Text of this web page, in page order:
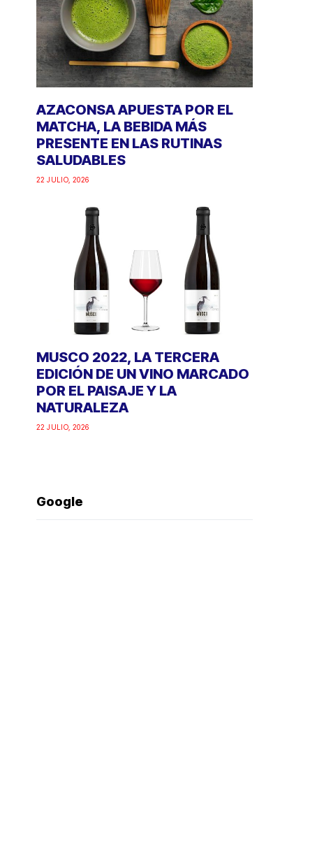
AZACONSA APUESTA POR EL
MATCHA, LA BEBIDA MÁS
PRESENTE EN LAS RUTINAS
SALUDABLES
22 JULIO, 2026
MUSCO 2022, LA TERCERA
EDICIÓN DE UN VINO MARCADO
POR EL PAISAJE Y LA
NATURALEZA
22 JULIO, 2026
Google